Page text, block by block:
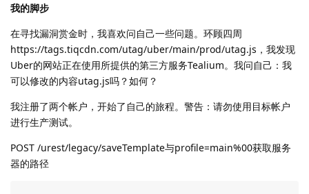
我的脚步
在寻找漏洞赏金时，我喜欢问自己一些问题。环顾四周
https://tags.tiqcdn.com/utag/uber/main/prod/utag.js，我发现
Uber的网站正在使用所提供的第三方服务Tealium。我问自己：我
可以修改的内容utag.js吗？如何？
我注册了两个帐户，开始了自己的旅程。警告：请勿使用目标帐户
进行生产测试。
POST /urest/legacy/saveTemplate与profile=main%00获取服务
器的路径